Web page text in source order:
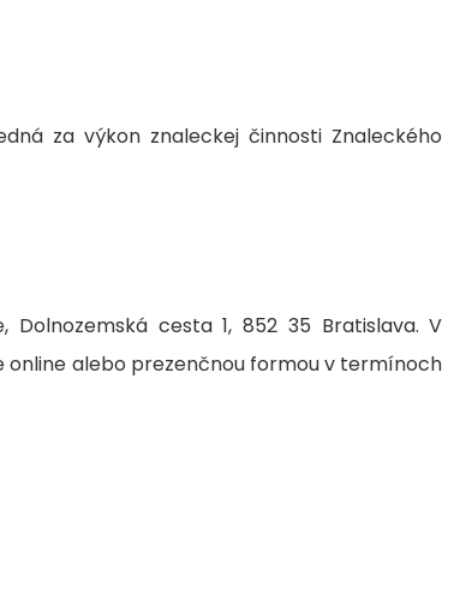
za výkon znaleckej činnosti Znaleckého
Dolnozemská cesta 1, 852 35 Bratislava. V
online alebo prezenčnou formou v termínoch